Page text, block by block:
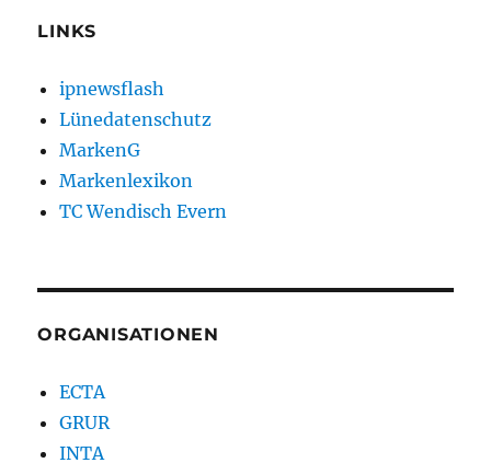
LINKS
ipnewsflash
Lünedatenschutz
MarkenG
Markenlexikon
TC Wendisch Evern
ORGANISATIONEN
ECTA
GRUR
INTA